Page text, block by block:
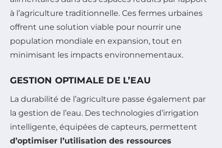
à l’agriculture traditionnelle. Ces fermes urbaines
offrent une solution viable pour nourrir une
population mondiale en expansion, tout en
minimisant les impacts environnementaux.
GESTION OPTIMALE DE L’EAU
La durabilité de l’agriculture passe également par
la gestion de l’eau. Des technologies d’irrigation
intelligente, équipées de capteurs, permettent
d’optimiser l’utilisation des ressources